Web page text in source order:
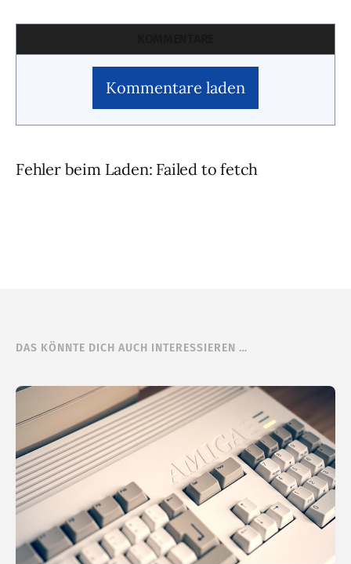
Kommentare laden
Fehler beim Laden: Failed to fetch
DAS KÖNNTE DICH AUCH INTERESSIEREN …